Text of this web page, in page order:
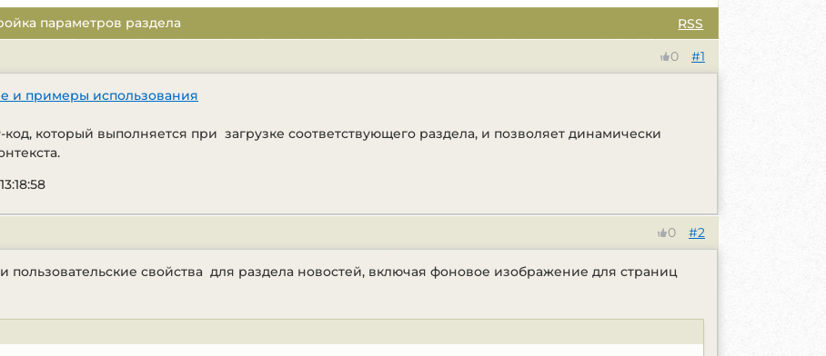
RSS
параметров раздела
#1
0
и примеры использования
который выполняется при загрузке соответствующего раздела, и позволяет динамически
#2
0
пользовательские свойства для раздела новостей, включая фоновое изображение для страниц